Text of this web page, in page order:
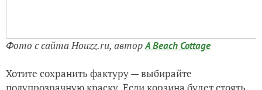
Фото с сайта Houzz.ru, авторA Beach Cottage
Хотите сохранить фактуру — выбирайте
полупрозрачную краску. Если корзина будет стоять